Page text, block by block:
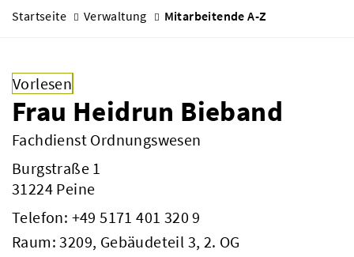
Startseite Verwaltung Mitarbeitende A-Z
Vorlesen
Frau Heidrun Bieband
Fachdienst Ordnungswesen
Burgstraße 1
31224 Peine
Telefon: +49 5171 401 320 9
Raum: 3209, Gebäudeteil 3, 2. OG